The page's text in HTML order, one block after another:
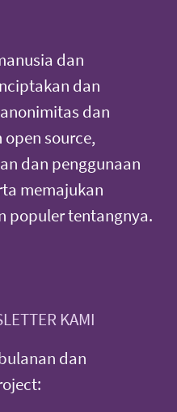
dan
dan
dan
source,
dan penggunaan
memajukan
populer tentangnya.
KAMI
dan